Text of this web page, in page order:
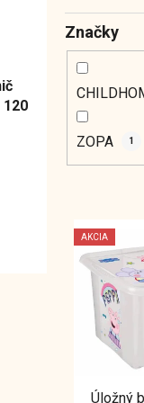
Značky
ZOPA 1
V
ý
AKCIA
Úložný